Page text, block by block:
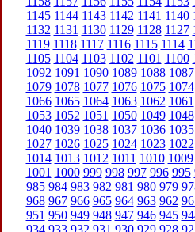
1145 1144 1143 1142 1141 1140
1132 1131 1130 1129 1128 1127
1119 1118 1117 1116 1115 1114
1105 1104 1103 1102 1101 1100
1092 1091 1090 1089 1088 1087
1079 1078 1077 1076 1075 1074
1066 1065 1064 1063 1062 1061
1053 1052 1051 1050 1049 1048
1040 1039 1038 1037 1036 1035
1027 1026 1025 1024 1023 1022
1014 1013 1012 1011 1010 1009
1001 1000 999 998 997 996 995
985 984 983 982 981 980 979
968 967 966 965 964 963 962
951 950 949 948 947 946 945
934 933 932 931 930 929 928